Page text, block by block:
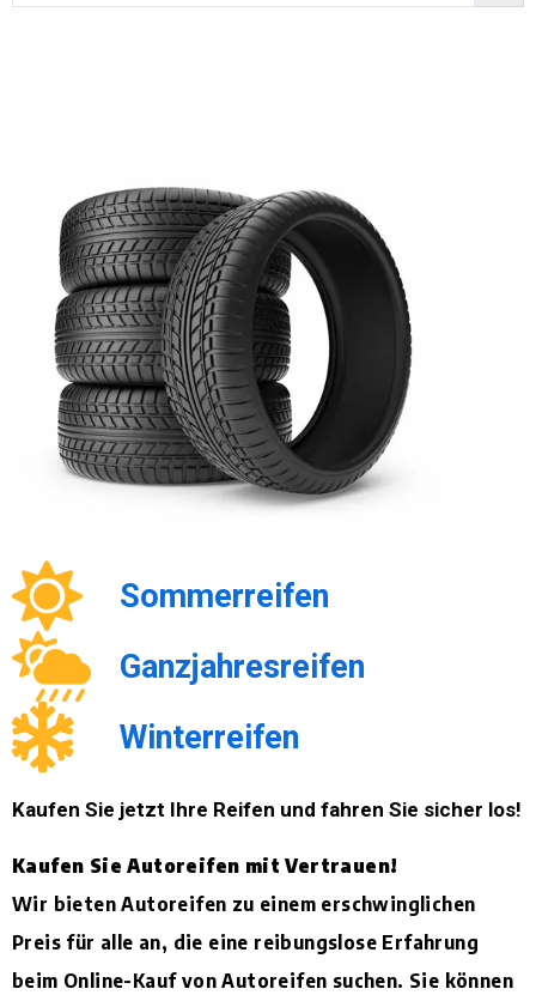
Sommerreifen
Ganzjahresreifen
Winterreifen
Kaufen Sie jetzt Ihre Reifen und fahren Sie sicher los!
Kaufen Sie Autoreifen mit Vertrauen!
Wir bieten Autoreifen zu einem erschwinglichen
Preis für alle an, die eine reibungslose Erfahrung
beim Online-Kauf von Autoreifen suchen. Sie können